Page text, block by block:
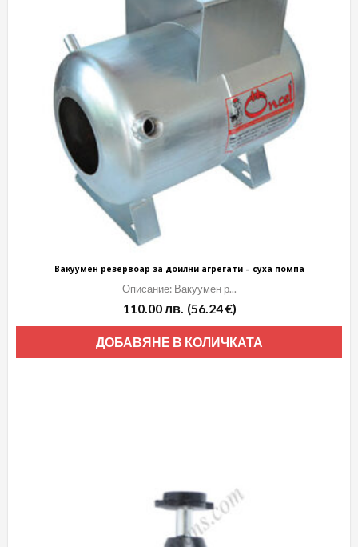
Вакуумен резервоар за доилни агрегати – суха помпа
Описание: Вакуумен р...
110.00лв. (56.24 €)
ДОБАВЯНЕ В КОЛИЧКАТА